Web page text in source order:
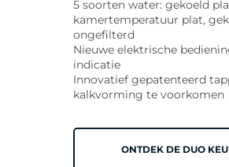
5 soorten water: gekoeld
kamertemperatuur plat,
ongefilterd
Nieuwe elektrische
indicatie
Innovatief gepatenteerd
kalkvorming te voorkomen
ONTDEK DE DUO